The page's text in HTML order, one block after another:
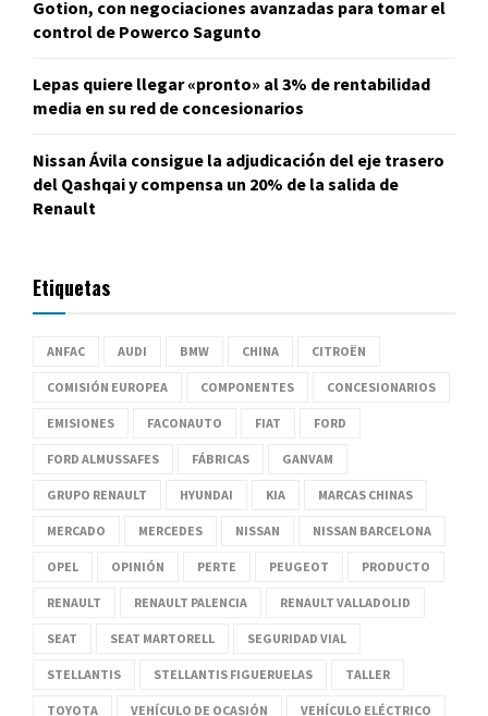
Gotion, con negociaciones avanzadas para tomar el
control de Powerco Sagunto
Lepas quiere llegar «pronto» al 3% de rentabilidad
media en su red de concesionarios
Nissan Ávila consigue la adjudicación del eje trasero
del Qashqai y compensa un 20% de la salida de
Renault
Etiquetas
ANFAC AUDI BMW CHINA CITROËN
COMISIÓN EUROPEA COMPONENTES CONCESIONARIOS
EMISIONES FACONAUTO FIAT FORD
FORD ALMUSSAFES FÁBRICAS GANVAM
GRUPO RENAULT HYUNDAI KIA MARCAS CHINAS
MERCADO MERCEDES NISSAN NISSAN BARCELONA
OPEL OPINIÓN PERTE PEUGEOT PRODUCTO
RENAULT RENAULT PALENCIA RENAULT VALLADOLID
SEAT SEAT MARTORELL SEGURIDAD VIAL
STELLANTIS STELLANTIS FIGUERUELAS TALLER
TOYOTA VEHÍCULO DE OCASIÓN VEHÍCULO ELÉCTRICO